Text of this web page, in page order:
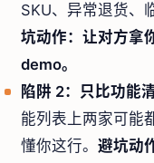
SKU、异常退货、
坑动作：让对方拿
demo。
陷阱 2：只比功能
能列表上两家可能
懂你这行。避坑动